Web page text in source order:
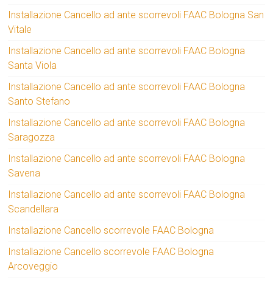
Installazione Cancello ad ante scorrevoli FAAC Bologna San
Vitale
Installazione Cancello ad ante scorrevoli FAAC Bologna
Santa Viola
Installazione Cancello ad ante scorrevoli FAAC Bologna
Santo Stefano
Installazione Cancello ad ante scorrevoli FAAC Bologna
Saragozza
Installazione Cancello ad ante scorrevoli FAAC Bologna
Savena
Installazione Cancello ad ante scorrevoli FAAC Bologna
Scandellara
Installazione Cancello scorrevole FAAC Bologna
Installazione Cancello scorrevole FAAC Bologna
Arcoveggio